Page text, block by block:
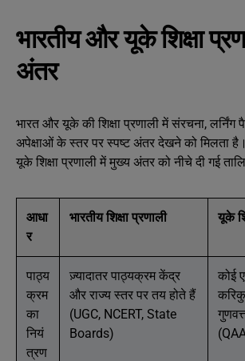
भारतीय और यूके शिक्षा
अंतर
भारत और यूके की शिक्षा प्रणाली में संरचना, लर्निंग
अपेक्षाओं के स्तर पर स्पष्ट अंतर देखने को मिलता
यूके शिक्षा प्रणाली में मुख्य अंतर को नीचे दी गई
आधा
र
भारतीय शिक्षा प्रणाली यूके
पाठ्य
क्रम
का
नियं
त्रण
ज़्यादातर पाठ्यक्रम केंद्र
और राज्य स्तर पर तय होते हैं
(UGC, NCERT, State
Boards)
कोई